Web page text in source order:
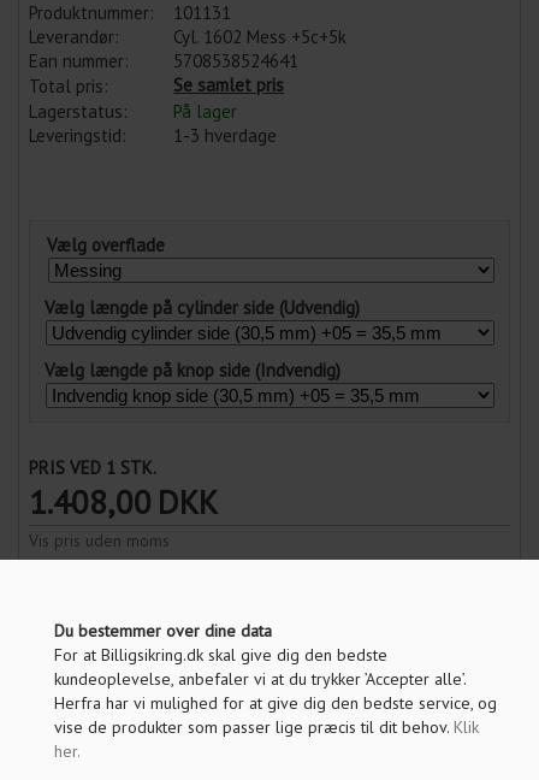
Du bestemmer over dine data
For at Billigsikring.dk skal give dig den bedste
kundeoplevelse, anbefaler vi at du trykker ’Accepter alle’.
Herfra har vi mulighed for at give dig den bedste service, og
vise de produkter som passer lige præcis til dit behov. Klik
her.
Produktnummer:
101131
Leverandør:
Cyl. 1602 Mess +5c+5k
Ean nummer:
5708538524641
Total pris:
Se samlet pris
Lagerstatus:
På lager
Leveringstid:
1-3 hverdage
Vælg overflade
Vælg længde på cylinder side (Udvendig)
Vælg længde på knop side (Indvendig)
PRIS VED 1 STK.
1.408,00 DKK
Vis pris uden moms
ANTAL
LÆG I KURV